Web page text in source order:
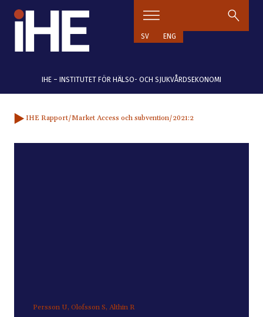
IHE – INSTITUTET FÖR HÄLSO- OCH SJUKVÅRDSEKONOMI
SV ENG
IHE Rapport/Market Access och subvention/2021:2
Persson U, Olofsson S, Althin R